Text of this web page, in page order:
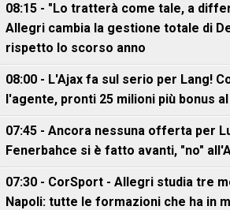
08:15 - "Lo tratterà come tale, a
Allegri cambia la gestione totale di
rispetto lo scorso anno
08:00 - L'Ajax fa sul serio per Lang!
l'agente, pronti 25 milioni più bonus
07:45 - Ancora nessuna offerta per
Fenerbahce si è fatto avanti, "no"
07:30 - CorSport - Allegri studia tre
Napoli: tutte le formazioni che ha in